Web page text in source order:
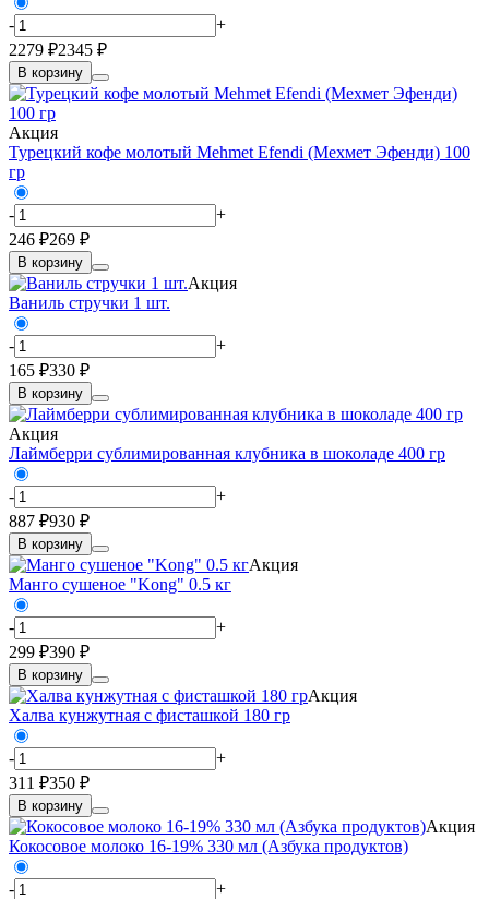
-
+
2279 ₽2345 ₽
В корзину
Акция
Турецкий кофе молотый Mehmet Efendi (Мехмет Эфенди) 100
гр
-
+
246 ₽269 ₽
В корзину
Акция
Ваниль стручки 1 шт.
-
+
165 ₽330 ₽
В корзину
Акция
Лаймберри сублимированная клубника в шоколаде 400 гр
-
+
887 ₽930 ₽
В корзину
Акция
Манго сушеное "Kong" 0.5 кг
-
+
299 ₽390 ₽
В корзину
Акция
Халва кунжутная с фисташкой 180 гр
-
+
311 ₽350 ₽
В корзину
Акция
Кокосовое молоко 16-19% 330 мл (Азбука продуктов)
-
+